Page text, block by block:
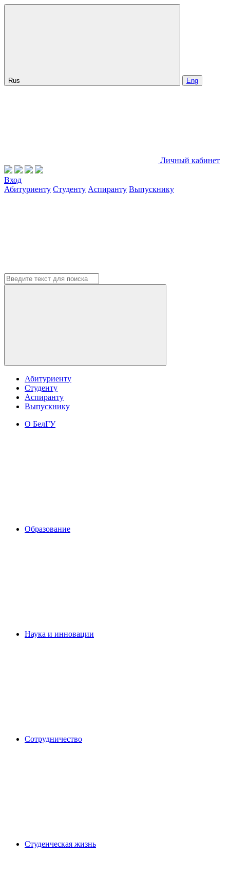
Rus Eng
Личный кабинет
Вход
Абитуриенту Студенту Аспиранту Выпускнику
Абитуриенту
Студенту
Аспиранту
Выпускнику
О БелГУ
Образование
Наука и инновации
Сотрудничество
Студенческая жизнь